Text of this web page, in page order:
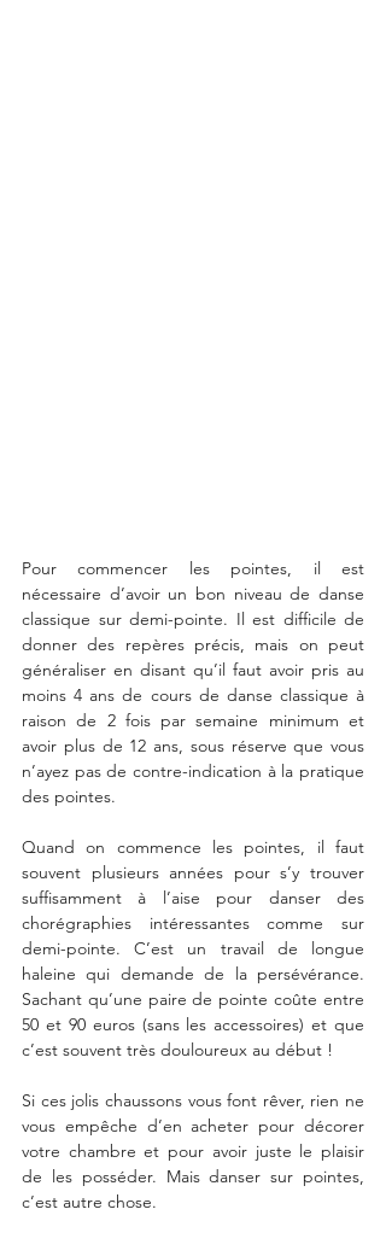
Pour commencer les pointes, il est
nécessaire d’avoir un bon niveau de danse
classique sur demi-pointe. Il est difficile de
donner des repères précis, mais on peut
généraliser en disant qu’il faut avoir pris au
moins 4 ans de cours de danse classique à
raison de 2 fois par semaine minimum et
avoir plus de 12 ans, sous réserve que vous
n’ayez pas de contre-indication à la pratique
des pointes.
Quand on commence les pointes, il faut
souvent plusieurs années pour s’y trouver
suffisamment à l’aise pour danser des
chorégraphies intéressantes comme sur
demi-pointe. C’est un travail de longue
haleine qui demande de la persévérance.
Sachant qu’une paire de pointe coûte entre
50 et 90 euros (sans les accessoires) et que
c’est souvent très douloureux au début !
Si ces jolis chaussons vous font rêver, rien ne
vous empêche d’en acheter pour décorer
votre chambre et pour avoir juste le plaisir
de les posséder. Mais danser sur pointes,
c’est autre chose.